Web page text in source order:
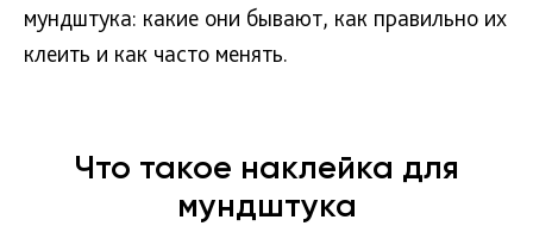
мундштука: какие они бывают, как правильно их
клеить и как часто менять.
Что такое наклейка для
мундштука